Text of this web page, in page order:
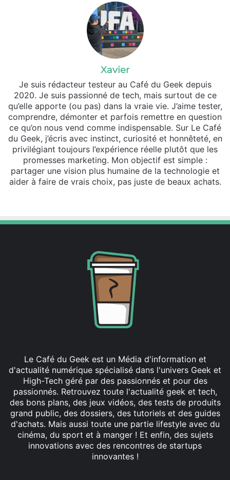
Xavier
Je suis rédacteur testeur au Café du Geek depuis
2020. Je suis passionné de tech, mais surtout de ce
qu’elle apporte (ou pas) dans la vraie vie. J’aime tester,
comprendre, démonter et parfois remettre en question
ce qu’on nous vend comme indispensable. Sur Le Café
du Geek, j’écris avec instinct, curiosité et honnêteté, en
privilégiant toujours l’expérience réelle plutôt que les
promesses marketing. Mon objectif est simple :
partager une vision plus humaine de la technologie et
aider à faire de vrais choix, pas juste de beaux achats.
Le Café du Geek est un Média d'information et
d'actualité numérique spécialisé dans l'univers Geek et
High-Tech géré par des passionnés et pour des
passionnés. Retrouvez toute l'actualité geek et tech,
des bons plans, des jeux vidéos, des tests de produits
grand public, des dossiers, des tutoriels et des guides
d'achats. Mais aussi toute une partie lifestyle avec du
cinéma, du sport et à manger ! Et enfin, des sujets
innovations avec des rencontres de startups
innovantes !